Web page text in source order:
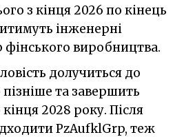
з кінця 2026 по кінець
інженерні
виробництва.
долучиться до
та завершить
2028 року. Після
PzAufklGrp, теж